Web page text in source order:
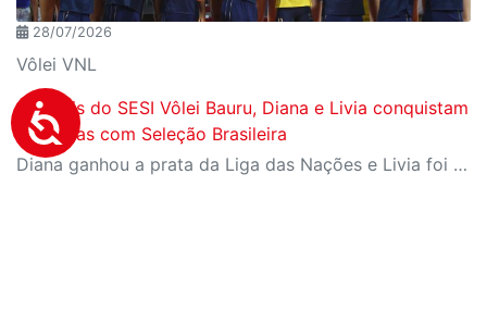
28/07/2026
Vôlei VNL
Centrais do SESI Vôlei Bauru, Diana e Livia conquistam
medalhas com Seleção Brasileira
Diana ganhou a prata da Liga das Nações e Livia foi campeã da Copa Sul-Americana com Seleção B